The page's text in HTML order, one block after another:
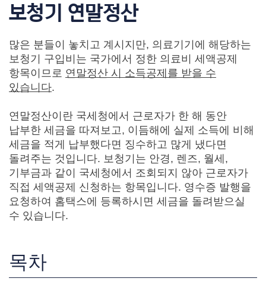
보청기 연말정산
많은 분들이 놓치고 계시지만, 의료기기에 해당하는
보청기 구입비는 국가에서 정한 의료비 세액공제
항목이므로 연말정산 시 소득공제를 받을 수
있습니다.
연말정산이란 국세청에서 근로자가 한 해 동안
납부한 세금을 따져보고, 이듬해에 실제 소득에 비해
세금을 적게 납부했다면 징수하고 많게 냈다면
돌려주는 것입니다. 보청기는 안경, 렌즈, 월세,
기부금과 같이 국세청에서 조회되지 않아 근로자가
직접 세액공제 신청하는 항목입 니다. 영수증 발행을
요청하여 홈택스에 등록하시면 세금을 돌려받으실
수 있습니다.
목차